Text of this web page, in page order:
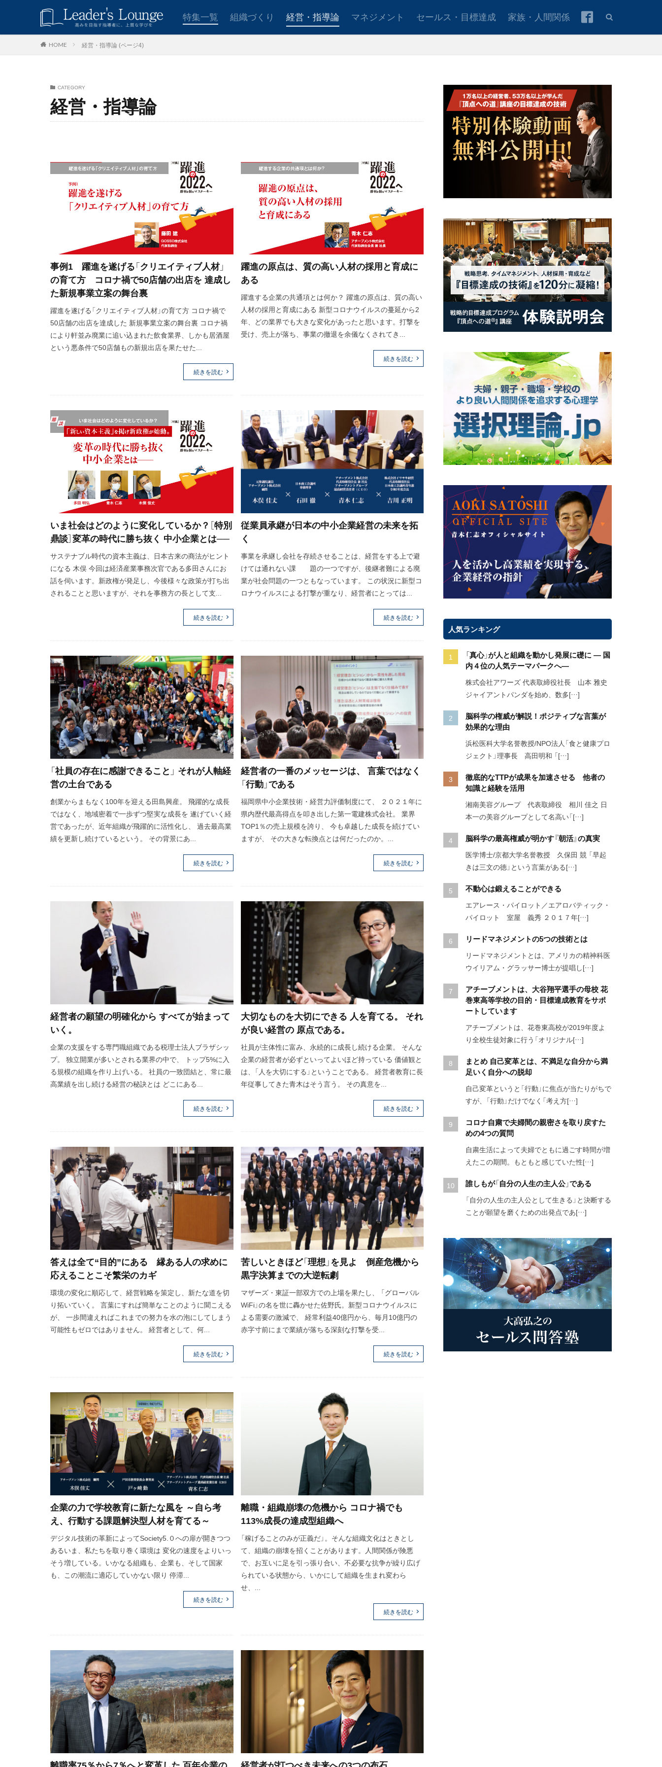
特集一覧 組織づくり 経営・指導論 マネジメント セールス・目標達成 家族・人間関係
HOME 経営・指導論 (ページ4)
CATEGORY
経営・指導論
事例1 躍進を遂げる「クリエイティブ人材」
の育て方 コロナ禍で50店舗の出店を 達成し
た新規事業立案の舞台裏
躍進を遂げる「クリエイティブ人材」の育て方 コロナ禍で
50店舗の出店を達成した 新規事業立案の舞台裏 コロナ禍
により軒並み廃業に追い込まれた飲食業界、しかも居酒屋
という悪条件で50店舗もの新規出店を果たせた...
続きを読む
躍進の原点は、質の高い人材の採用と育成に
ある
躍進する企業の共通項とは何か？ 躍進の原点は、質の高い
人材の採用と育成にある 新型コロナウイルスの蔓延から2
年、どの業界でも大きな変化があったと思います。打撃を
受け、売上が落ち、事業の撤退を余儀なくされてき...
続きを読む
いま社会はどのように変化しているか？［特別
鼎談］変革の時代に勝ち抜く 中小企業とは──
サステナブル時代の資本主義は、日本古来の商法がヒント
になる 木俣 今回は経済産業事務次官である多田さんにお
話を伺います。新政権が発足し、今後様々な政策が打ち出
されることと思いますが、それを事務方の長として支...
続きを読む
従業員承継が日本の中小企業経営の未来を拓
く
事業を承継し会社を存続させることは、経営をする上で避
けては通れない課 題の一つですが、後継者難による廃
業が社会問題の一つともなっています。 この状況に新型コ
ロナウイルスによる打撃が重なり、経営者にとっては...
続きを読む
「社員の存在に感謝できること」 それが人軸経
営の土台である
創業からまもなく100年を迎える田島興産。 飛躍的な成長
ではなく、地域密着で一歩ずつ堅実な成長を 遂げていく経
営であったが、近年組織が飛躍的に活性化し、 過去最高業
績を更新し続けているという。 その背景にあ...
続きを読む
経営者の一番のメッセージは、 言葉ではなく
「行動」である
福岡県中小企業技術・経営力評価制度にて、 ２０２１年に
県内歴代最高得点を叩き出した第一電建株式会社。 業界
TOP1％の売上規模を誇り、 今も卓越した成長を続けてい
ますが、 その大きな転換点とは何だったのか。...
続きを読む
経営者の願望の明確化から すべてが始まって
いく。
企業の支援をする専門職組織である税理士法人ブラザシッ
プ。 独立開業が多いとされる業界の中で、 トップ5%に入
る規模の組織を作り上げいる。 社員の一致団結と、常に最
高業績を出し続ける経営の秘訣とは どこにある...
続きを読む
大切なものを大切にできる 人を育てる。 それ
が良い経営の 原点である。
社員が主体性に富み、永続的に成長し続ける企業。 そんな
企業の経営者が必ずといってよいほど持っている 価値観と
は、「人を大切にする」ということである。 経営者教育に長
年従事してきた青木はそう言う。 その真意を...
続きを読む
答えは全て“目的”にある 縁ある人の求めに
応えることこそ繁栄のカギ
環境の変化に順応して、経営戦略を策定し、新たな道を切
り拓いていく。 言葉にすれば簡単なことのように聞こえる
が、 一歩間違えればこれまでの努力を水の泡にしてしまう
可能性もゼロではありません。 経営者として、何...
続きを読む
苦しいときほど「理想」を見よ 倒産危機から
黒字決算までの大逆転劇
マザーズ・東証一部双方での上場を果たし、 「グローバル
WiFi」の名を世に轟かせた佐野氏。新型コロナウイルスに
よる需要の激減で、 経常利益40億円から、毎月10億円の
赤字寸前にまで業績が落ちる深刻な打撃を受...
続きを読む
企業の力で学校教育に新たな風を ～自ら考
え、行動する課題解決型人材を育てる～
デジタル技術の革新によってSociety5.０への扉が開きつつ
あるいま、私たちを取り巻く環境は 変化の速度をよりいっ
そう増している。いかなる組織も、企業も、そして国家
も、この潮流に適応していかない限り 停滞...
続きを読む
離職・組織崩壊の危機から コロナ禍でも
113%成長の達成型組織へ
「稼げることのみが正義だ」。そんな組織文化はときとし
て、組織の崩壊を招くことがあります。人間関係が険悪
で、お互いに足を引っ張り合い、不必要な抗争が繰り広げ
られている状態から、いかにして組織を生まれ変わら
せ、...
続きを読む
離職率75％から7％へと変革した 百年企業の 経営者が打つべき未来への3つの布石
人気ランキング
「真心」が人と組織を動かし発展に礎に ― 国
内４位の人気テーマパークへ―
株式会社アワーズ 代表取締役社長 山本 雅史
ジャイアントパンダを始め、数多[…]
脳科学の権威が解説！ポジティブな言葉が
効果的な理由
浜松医科大学名誉教授/NPO法人「食と健康プロ
ジェクト」理事長 高田明和 「[…]
徹底的なTTPが成果を加速させる 他者の
知識と経験を活用
湘南美容グループ 代表取締役 相川 佳之 日
本一の美容グループとして名高い「[…]
脳科学の最高権威が明かす『朝活』の真実
医学博士/京都大学名誉教授 久保田 競 「早起
きは三文の徳」という言葉がある[…]
不動心は鍛えることができる
エアレース・パイロット／エアロバティック・
パイロット 室屋 義秀 ２０１７年[…]
リードマネジメントの5つの技術とは
リードマネジメントとは、アメリカの精神科医
ウイリアム・グラッサー博士が提唱し[…]
アチーブメントは、大谷翔平選手の母校 花
巻東高等学校の目的・目標達成教育をサポ
ートしています
アチーブメントは、花巻東高校が2019年度よ
り全校生徒対象に行う「オリジナル[…]
まとめ 自己変革とは、不満足な自分から満
足いく自分への脱却
自己変革というと「行動」に焦点が当たりがちで
すが、「行動」だけでなく「考え方[…]
コロナ自粛で夫婦間の親密さを取り戻すた
めの4つの質問
自粛生活によって夫婦でともに過ごす時間が増
えたこの期間。もともと感じていた性[…]
誰しもが「自分の人生の主人公」である
「自分の人生の主人公として生きる」と決断する
ことが願望を磨くための出発点であ[…]
日本青年会議所